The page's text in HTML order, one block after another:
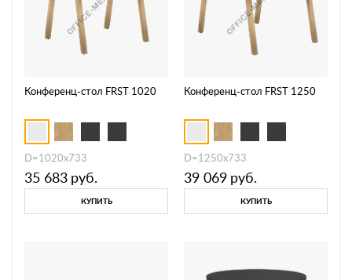
Конференц-стол FRST 1020
D=1020х733
35 683 руб.
КУПИТЬ
Конференц-стол FRST 1250
D=1250х733
39 069 руб.
КУПИТЬ